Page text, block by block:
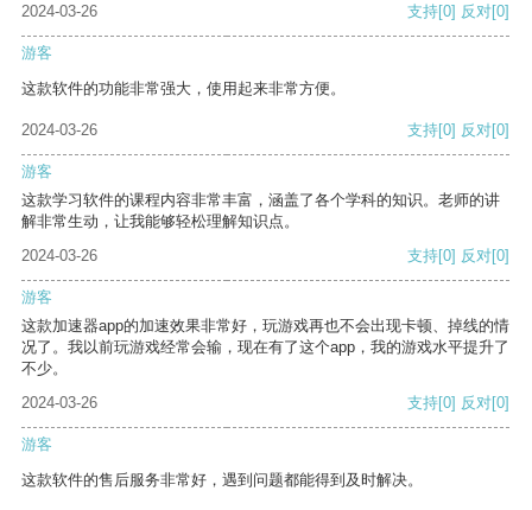
2024-03-26
支持[0] 反对[0]
游客
这款软件的功能非常强大，使用起来非常方便。
2024-03-26 支持[0] 反对[0]
游客
这款学习软件的课程内容非常丰富，涵盖了各个学科的知识。老师的讲
解非常生动，让我能够轻松理解知识点。
2024-03-26
支持[0] 反对[0]
游客
这款加速器app的加速效果非常好，玩游戏再也不会出现卡顿、掉线的情
况了。我以前玩游戏经常会输，现在有了这个app，我的游戏水平提升了
不少。
2024-03-26
支持[0] 反对[0]
游客
这款软件的售后服务非常好，遇到问题都能得到及时解决。